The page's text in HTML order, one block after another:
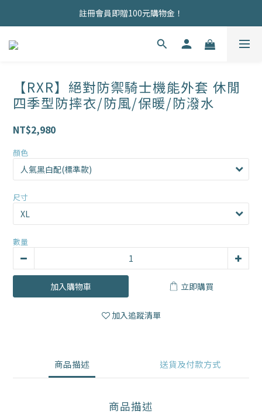
商品均為現貨，歡迎直接下單！
註冊會員即贈100元購物金！
商品均為現貨，歡迎直接下單！
【RXR】絕對防禦騎士機能外套 休閒
四季型防摔衣/防風/保暖/防潑水
NT$2,980
顏色
尺寸
數量
加入購物車 立即購買
加入追蹤清單
商品描述 送貨及付款方式
商品描述